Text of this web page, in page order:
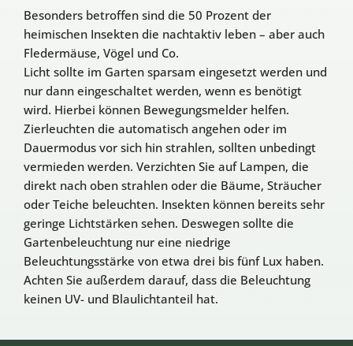
Besonders betroffen sind die 50 Prozent der
heimischen Insekten die nachtaktiv leben – aber auch
Fledermäuse, Vögel und Co.
Licht sollte im Garten sparsam eingesetzt werden und
nur dann eingeschaltet werden, wenn es benötigt
wird. Hierbei können Bewegungsmelder helfen.
Zierleuchten die automatisch angehen oder im
Dauermodus vor sich hin strahlen, sollten unbedingt
vermieden werden. Verzichten Sie auf Lampen, die
direkt nach oben strahlen oder die Bäume, Sträucher
oder Teiche beleuchten. Insekten können bereits sehr
geringe Lichtstärken sehen. Deswegen sollte die
Gartenbeleuchtung nur eine niedrige
Beleuchtungsstärke von etwa drei bis fünf Lux haben.
Achten Sie außerdem darauf, dass die Beleuchtung
keinen UV- und Blaulichtanteil hat.